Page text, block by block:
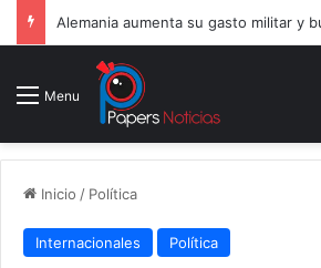
Menu
Inicio / Política
Internacionales Política